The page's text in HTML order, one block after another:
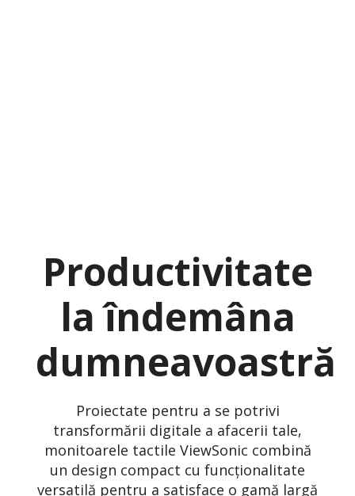
Productivitate
la îndemâna
dumneavoastră
Proiectate pentru a se potrivi
transformării digitale a afacerii tale,
monitoarele tactile ViewSonic combină
un design compact cu funcționalitate
versatilă pentru a satisface o gamă largă